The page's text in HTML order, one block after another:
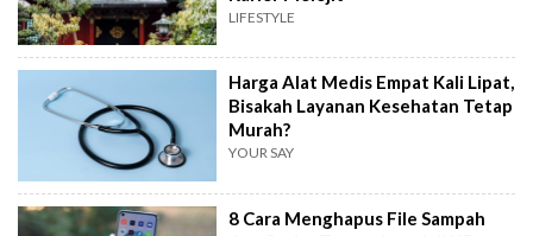
LIFESTYLE
Harga Alat Medis Empat Kali Lipat,
Bisakah Layanan Kesehatan Tetap
Murah?
YOUR SAY
8 Cara Menghapus File Sampah